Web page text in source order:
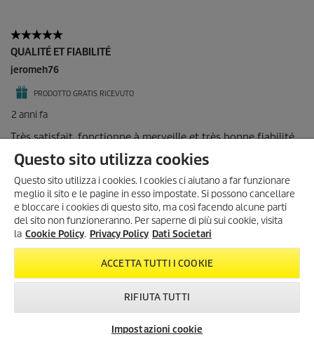
SONO ARRIVATI I SUMMER
DAYS!
Scopri tutte leofferte esclusive,
consconti fino al 35%!
FAQ
Questo sito utilizza cookies
Questo sito utilizza i cookies. I cookies ci aiutano a far funzionare
meglio il sito e le pagine in esso impostate. Si possono cancellare
e bloccare i cookies di questo sito, ma così facendo alcune parti
del sito non funzioneranno. Per saperne di più sui cookie, visita
la Cookie Policy. Privacy Policy Dati Societari
ACCETTA TUTTI I COOKIE
RIFIUTA TUTTI
Impostazioni cookie